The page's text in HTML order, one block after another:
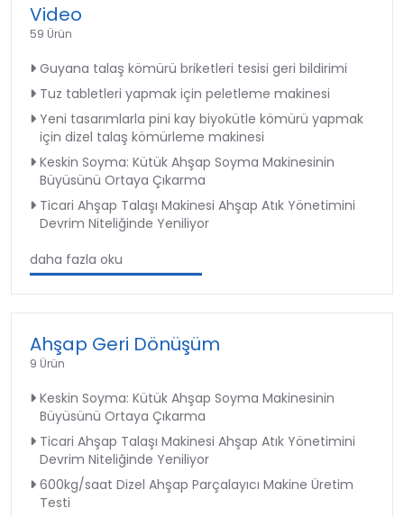
Video
59 Ürün
Guyana talaş kömürü briketleri tesisi geri bildirimi
Tuz tabletleri yapmak için peletleme makinesi
Yeni tasarımlarla pini kay biyokütle kömürü yapmak
için dizel talaş kömürleme makinesi
Keskin Soyma: Kütük Ahşap Soyma Makinesinin
Büyüsünü Ortaya Çıkarma
Ticari Ahşap Talaşı Makinesi Ahşap Atık Yönetimini
Devrim Niteliğinde Yeniliyor
daha fazla oku
Ahşap Geri Dönüşüm
9 Ürün
Keskin Soyma: Kütük Ahşap Soyma Makinesinin
Büyüsünü Ortaya Çıkarma
Ticari Ahşap Talaşı Makinesi Ahşap Atık Yönetimini
Devrim Niteliğinde Yeniliyor
600kg/saat Dizel Ahşap Parçalayıcı Makine Üretim
Testi